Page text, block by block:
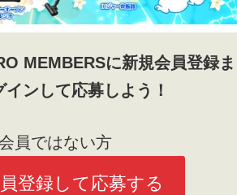
MEMBERSに新規会員登録ま
インして応募しよう！
員ではない方
登録して応募する